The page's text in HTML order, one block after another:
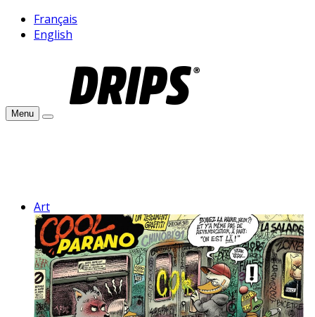
Français
English
Menu
Art